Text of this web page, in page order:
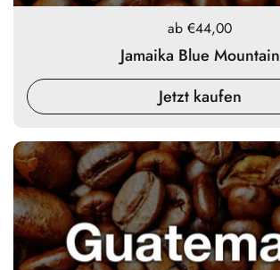
Preis:
ab €44,00
Jamaika Blue Mountain
Jetzt kaufen